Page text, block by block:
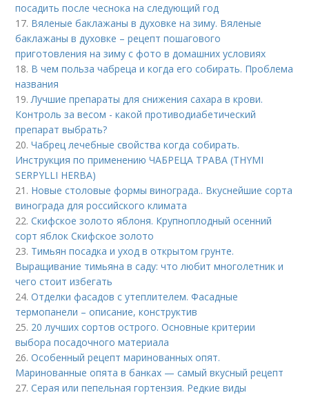
посадить после чеснока на следующий год
17. Вяленые баклажаны в духовке на зиму. Вяленые
баклажаны в духовке – рецепт пошагового
приготовления на зиму с фото в домашних условиях
18. В чем польза чабреца и когда его собирать. Проблема
названия
19. Лучшие препараты для снижения сахара в крови.
Контроль за весом - какой противодиабетический
препарат выбрать?
20.Чабрец лечебные свойства когда собирать.
Инструкция по применению ЧАБРЕЦА ТРАВА (THYMI
SERPYLLI HERBA)
21. Новые столовые формы винограда.. Вкуснейшие сорта
винограда для российского климата
22.Скифское золото яблоня. Крупноплодный осенний
сорт яблок Скифское золото
23. Тимьян посадка и уход в открытом грунте.
Выращивание тимьяна в саду: что любит многолетник и
чего стоит избегать
24.Отделки фасадов с утеплителем. Фасадные
термопанели – описание, конструктив
25. 20 лучших сортов острого. Основные критерии
выбора посадочного материала
26.Особенный рецепт маринованных опят.
Маринованные опята в банках — самый вкусный рецепт
27.Серая или пепельная гортензия. Редкие виды